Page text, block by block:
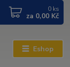
Eshop
0 ks
za 0,00 Kč